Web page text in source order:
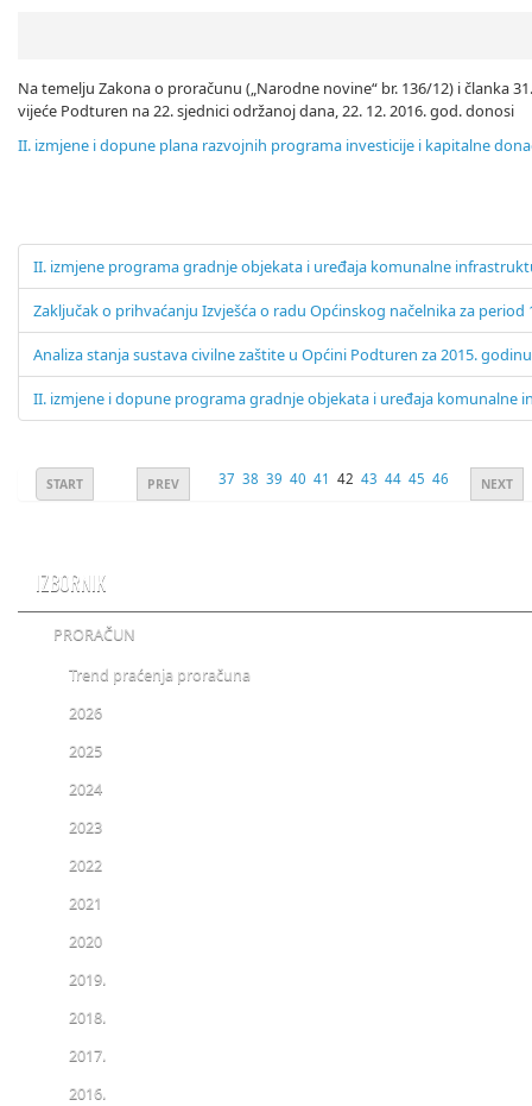
Na temelju Zakona o proračunu („Narodne novine“ br. 136/12) i članka
vijeće Podturen na 22. sjednici održanoj dana, 22. 12. 2016. god. donosi
II. izmjene i dopune plana razvojnih programa investicije i kapitalne
II. izmjene programa gradnje objekata i uređaja komunalne
Zaključak o prihvaćanju Izvješća o radu Općinskog načelnika za period
Analiza stanja sustava civilne zaštite u Općini Podturen za 2015. godinu
II. izmjene i dopune programa gradnje objekata i uređaja komunalne
START PREV 37 38 39 40 41 42 43 44 45 46 NEXT
IZBORNIK
PRORAČUN
Trend praćenja proračuna
2026
2025
2024
2023
2022
2021
2020
2019.
2018.
2017.
2016.